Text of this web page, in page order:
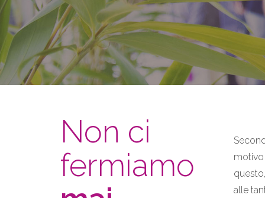
Non ci
fermiamo
alle